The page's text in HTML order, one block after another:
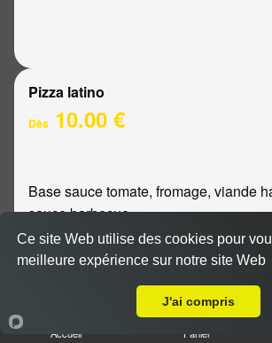
Pizza latino
Dès 10.00 €
Base sauce tomate, fromage, viande
sauce barbecue
Accueil Panier
Ce site Web utilise des cookies pour
meilleure expérience sur notre site Web
J'ai compris